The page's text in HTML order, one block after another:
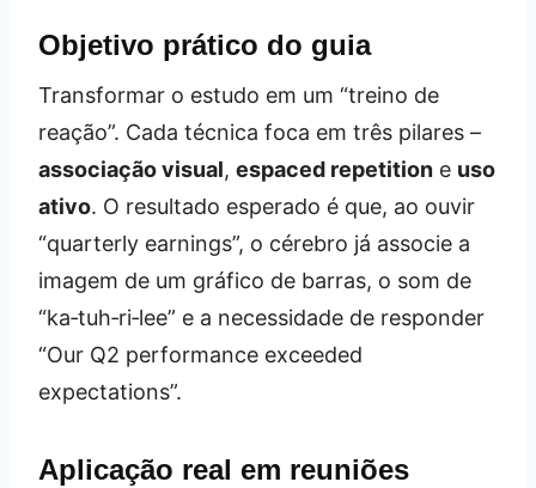
Objetivo prático do guia
Transformar o estudo em um “treino de
reação”. Cada técnica foca em três pilares –
associação visual, espaced repetition e uso
ativo. O resultado esperado é que, ao ouvir
“quarterly earnings”, o cérebro já associe a
imagem de um gráfico de barras, o som de
“ka‑tuh‑ri‑lee” e a necessidade de responder
“Our Q2 performance exceeded
expectations”.
Aplicação real em reuniões